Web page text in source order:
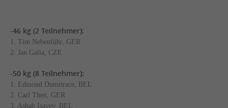
-46 kg (2 Teilnehmer):
1. Tim Nebenführ, GER
2. Jan Galia, CZE
-50 kg (8 Teilnehmer):
1. Edmond Dumitrace, BEL
2. Carl Then, GER
3. Ashab Isayev, BEL